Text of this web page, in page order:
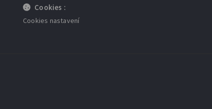
Cookies :
Cookies nastavení